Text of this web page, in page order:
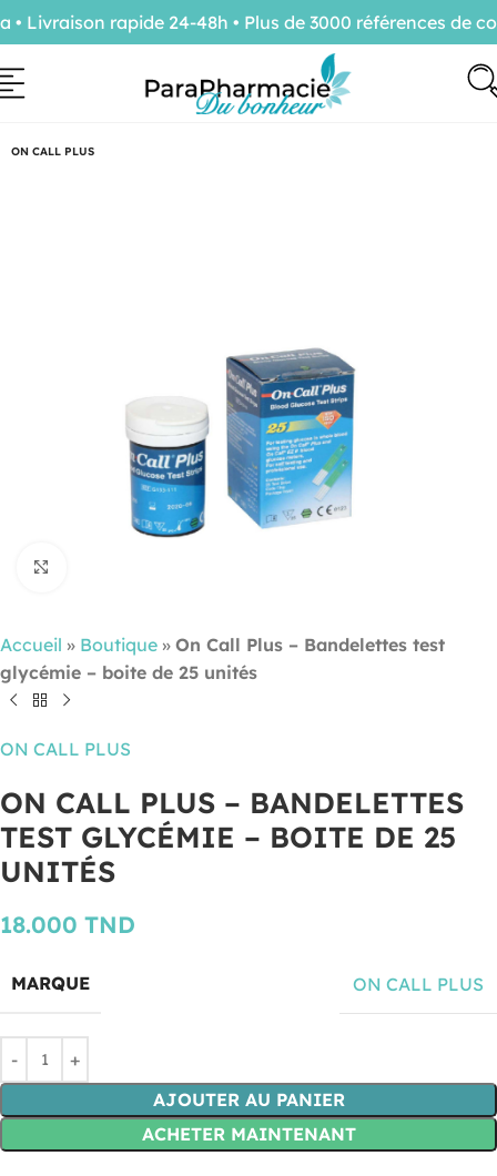
ON CALL PLUS
Accueil » Boutique » On Call Plus – Bandelettes test
glycémie – boite de 25 unités
ON CALL PLUS
ON CALL PLUS – BANDELETTES
TEST GLYCÉMIE – BOITE DE 25
UNITÉS
18.000 TND
MARQUE ON CALL PLUS
AJOUTER AU PANIER
ACHETER MAINTENANT
rapide 24-48h • Plus de 3000 références de